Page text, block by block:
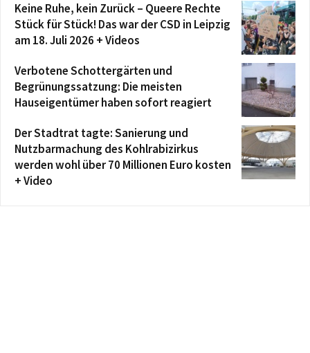
Keine Ruhe, kein Zurück – Queere Rechte
Stück für Stück! Das war der CSD in Leipzig
am 18. Juli 2026 + Videos
Verbotene Schottergärten und
Begrünungssatzung: Die meisten
Hauseigentümer haben sofort reagiert
Der Stadtrat tagte: Sanierung und
Nutzbarmachung des Kohlrabizirkus
werden wohl über 70 Millionen Euro kosten
+ Video